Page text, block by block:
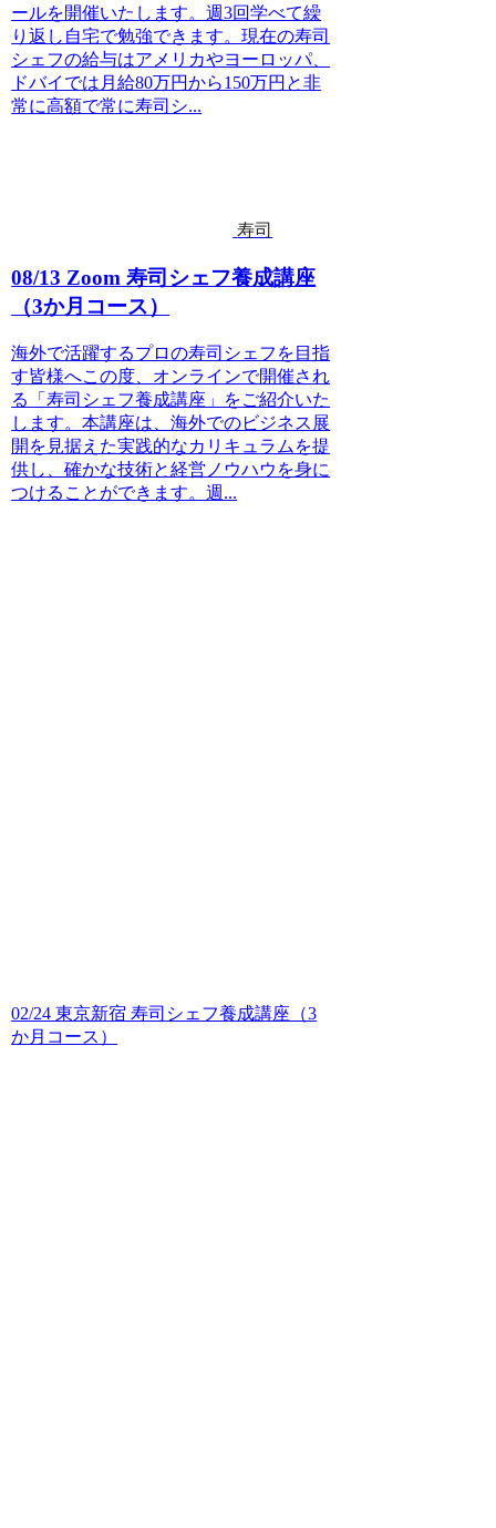
ールを開催いたします。週3回学べて繰
り返し自宅で勉強できます。現在の寿司
シェフの給与はアメリカやヨーロッパ、
ドバイでは月給80万円から150万円と非
常に高額で常に寿司シ...
寿司
08/13 Zoom 寿司シェフ養成講座
（3か月コース）
海外で活躍するプロの寿司シェフを目指
す皆様へこの度、オンラインで開催され
る「寿司シェフ養成講座」をご紹介いた
します。本講座は、海外でのビジネス展
開を見据えた実践的なカリキュラムを提
供し、確かな技術と経営ノウハウを身に
つけることができます。週...
02/24 東京新宿 寿司シェフ養成講座（3
か月コース）